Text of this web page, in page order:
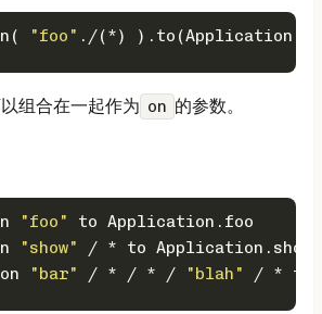
"foo" ./(*) ).to(Application
组合在一起作为 on 的参数。
"foo" to Application .foo
"show" / * to Application .show
on "bar" / * / * / "blah" / * to